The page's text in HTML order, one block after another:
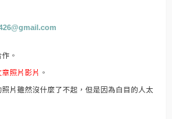
。
照片影片 。
片雖然沒什麼了不起，但是因為白目的人太